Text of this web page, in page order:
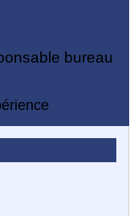
bureau